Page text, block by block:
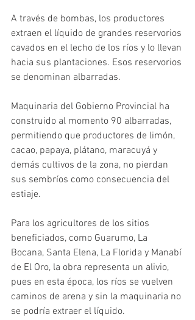
A través de bombas, los productores
extraen el líquido de grandes reservorios
cavados en el lecho de los ríos y lo llevan
hacia sus plantaciones. Esos reservorios
se denominan albarradas.
Maquinaria del Gobierno Provincial ha
construido al momento 90 albarradas,
permitiendo que productores de limón,
cacao, papaya, plátano, maracuyá y
demás cultivos de la zona, no pierdan
sus sembríos como consecuencia del
estiaje.
Para los agricultores de los sitios
beneficiados, como Guarumo, La
Bocana, Santa Elena, La Florida y Manabí
de El Oro, la obra representa un alivio,
pues en esta época, los ríos se vuelven
caminos de arena y sin la maquinaria no
se podría extraer el líquido.